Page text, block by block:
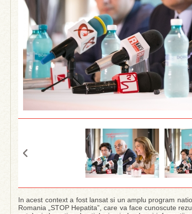
In acest context a fost lansat si un amplu program
Romania „STOP Hepatita”, care va face cunoscute